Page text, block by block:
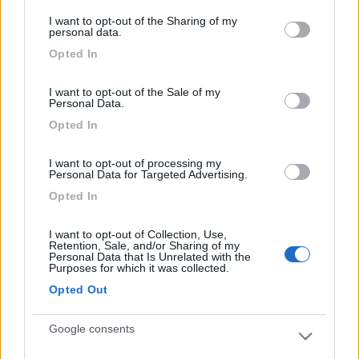
not limited to your visit or usage behaviour. You may click to
grant or deny consent to Google and its third-party tags to
use your data for below specified purposes in below Google
I want to opt-out of the Sharing of my
personal data.
Opted In
I want to opt-out of the Sale of my
Personal Data.
Opted In
I want to opt-out of processing my
Personal Data for Targeted Advertising.
Opted In
I want to opt-out of Collection, Use,
Retention, Sale, and/or Sharing of my
Personal Data that Is Unrelated with the
Purposes for which it was collected.
Opted Out
Google consents
I Tre Moschettieri Camping Village
Servizi / Posizione
Lido di Pomposa (FE) - 70.2km